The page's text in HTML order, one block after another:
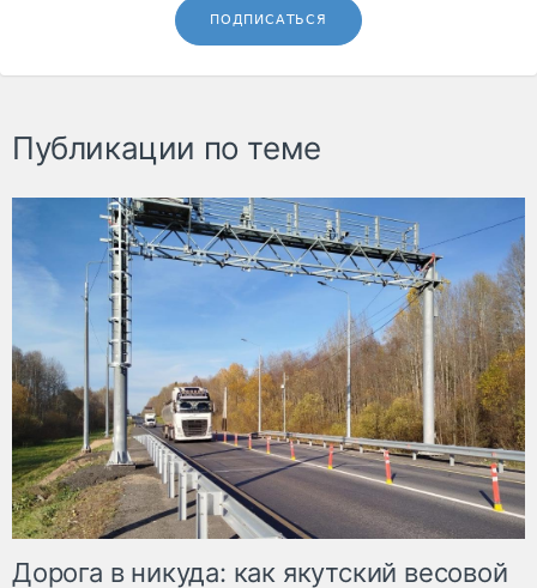
ПОДПИСАТЬСЯ
Публикации по теме
Дорога в никуда: как якутский весовой